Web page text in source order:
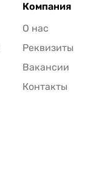
Компания
О нас
Реквизиты
Вакансии
Контакты